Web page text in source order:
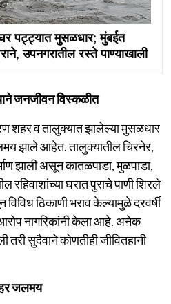
पट्ट्यात मुसळधार; मुंबईत
उपनगरातील रस्ते पाण्याखाली
जनजीवन विस्कळीत
शहर व तालुक्यात झालेल्या मुसळधार
झाले आहेत. तालुक्यातील चिरनेर,
झाली असून कातळपाडा, मुळपाडा,
रहिवाशांच्या घरात पुराचे पाणी शिरले
ठिकाणी भराव केल्यामुळे दरवर्षी
नागरिकांनी केला आहे. अनेक
सुदैवाने कोणतीही जीवितहानी
जलमय